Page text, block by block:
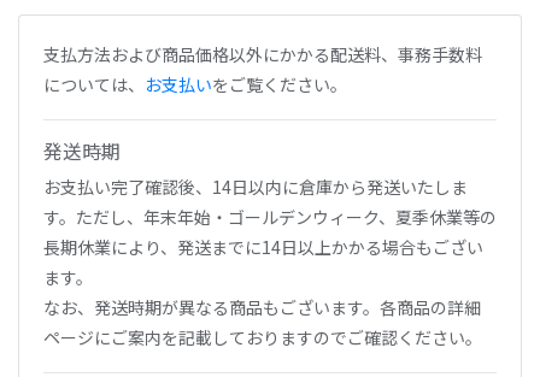
支払方法および商品価格以外にかかる配送料、事務手数料
については、 お支払いをご覧ください。
発送時期
お支払い完了確認後、14日以内に倉庫から発送いたしま
す。ただし、年末年始・ゴールデンウィーク、夏季休業等の
長期休業により、発送までに14日以上かかる場合もござい
ます。
なお、発送時期が異なる商品もございます。各商品の詳細
ページにご案内を記載しておりますのでご確認ください。